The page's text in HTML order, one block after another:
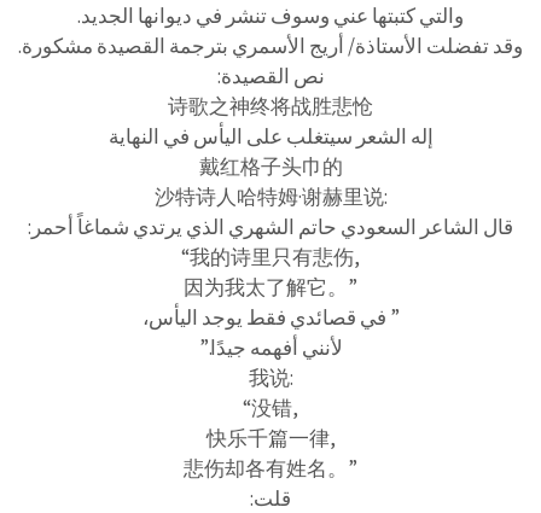
والتي كتبتها عني وسوف تنشر في ديوانها الجديد.
وقد تفضلت الأستاذة/ أريج الأسمري بترجمة القصيدة مشكورة.
نص القصيدة:
诗歌之神终将战胜悲怆
إله الشعر سيتغلب على اليأس في النهاية
戴红格子头巾的
沙特诗人哈特姆·谢赫里说:
قال الشاعر السعودي حاتم الشهري الذي يرتدي شماغاً أحمر:
“我的诗里只有悲伤,
因为我太了解它。”
” في قصائدي فقط يوجد اليأس،
لأنني أفهمه جيدًا.”
我说:
“没错,
快乐千篇一律,
悲伤却各有姓名。”
قلت: